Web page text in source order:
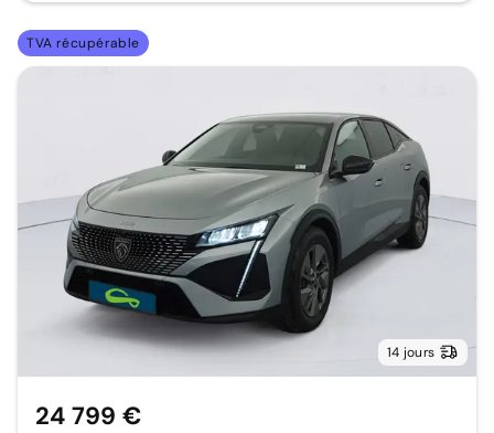
TVA récupérable
14 jours
24 799 €